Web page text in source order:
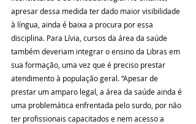
apresar dessa medida ter dado maior visibilidade
à língua, ainda é baixa a procura por essa
disciplina. Para Lívia, cursos da área da saúde
também deveriam integrar o ensino da Libras em
sua formação, uma vez que é preciso prestar
atendimento à população geral. “Apesar de
prestar um amparo legal, a área da saúde ainda é
uma problemática enfrentada pelo surdo, por não
ter profissionais capacitados e nem acesso a